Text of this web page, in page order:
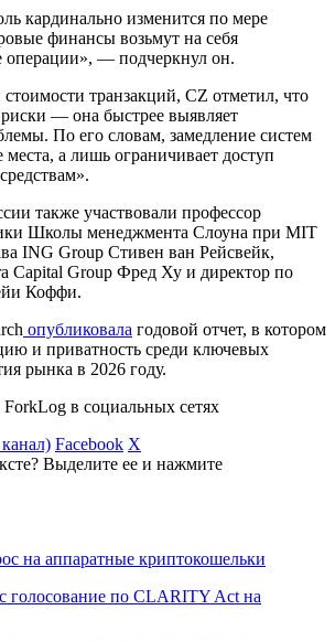
кардинально изменится по мере
финансы возьмут на себя
операции», — подчеркнул он.
стоимости транзакций, CZ отметил, что
риски — она быстрее выявляет
По его словам, замедление систем
места, а лишь ограничивает доступ
также участвовали профессор
Школы менеджмента Слоуна при MIT
ING Group Стивен ван Рейсвейк,
Capital Group Фред Ху и директор по
Коффи.
опубликовала годовой отчет, в котором
и приватность среди ключевых
рынка в 2026 году.
в социальных сетях
Facebook X
Выделите ее и нажмите
на аппаратные криптокошельки
по CLARITY Act на